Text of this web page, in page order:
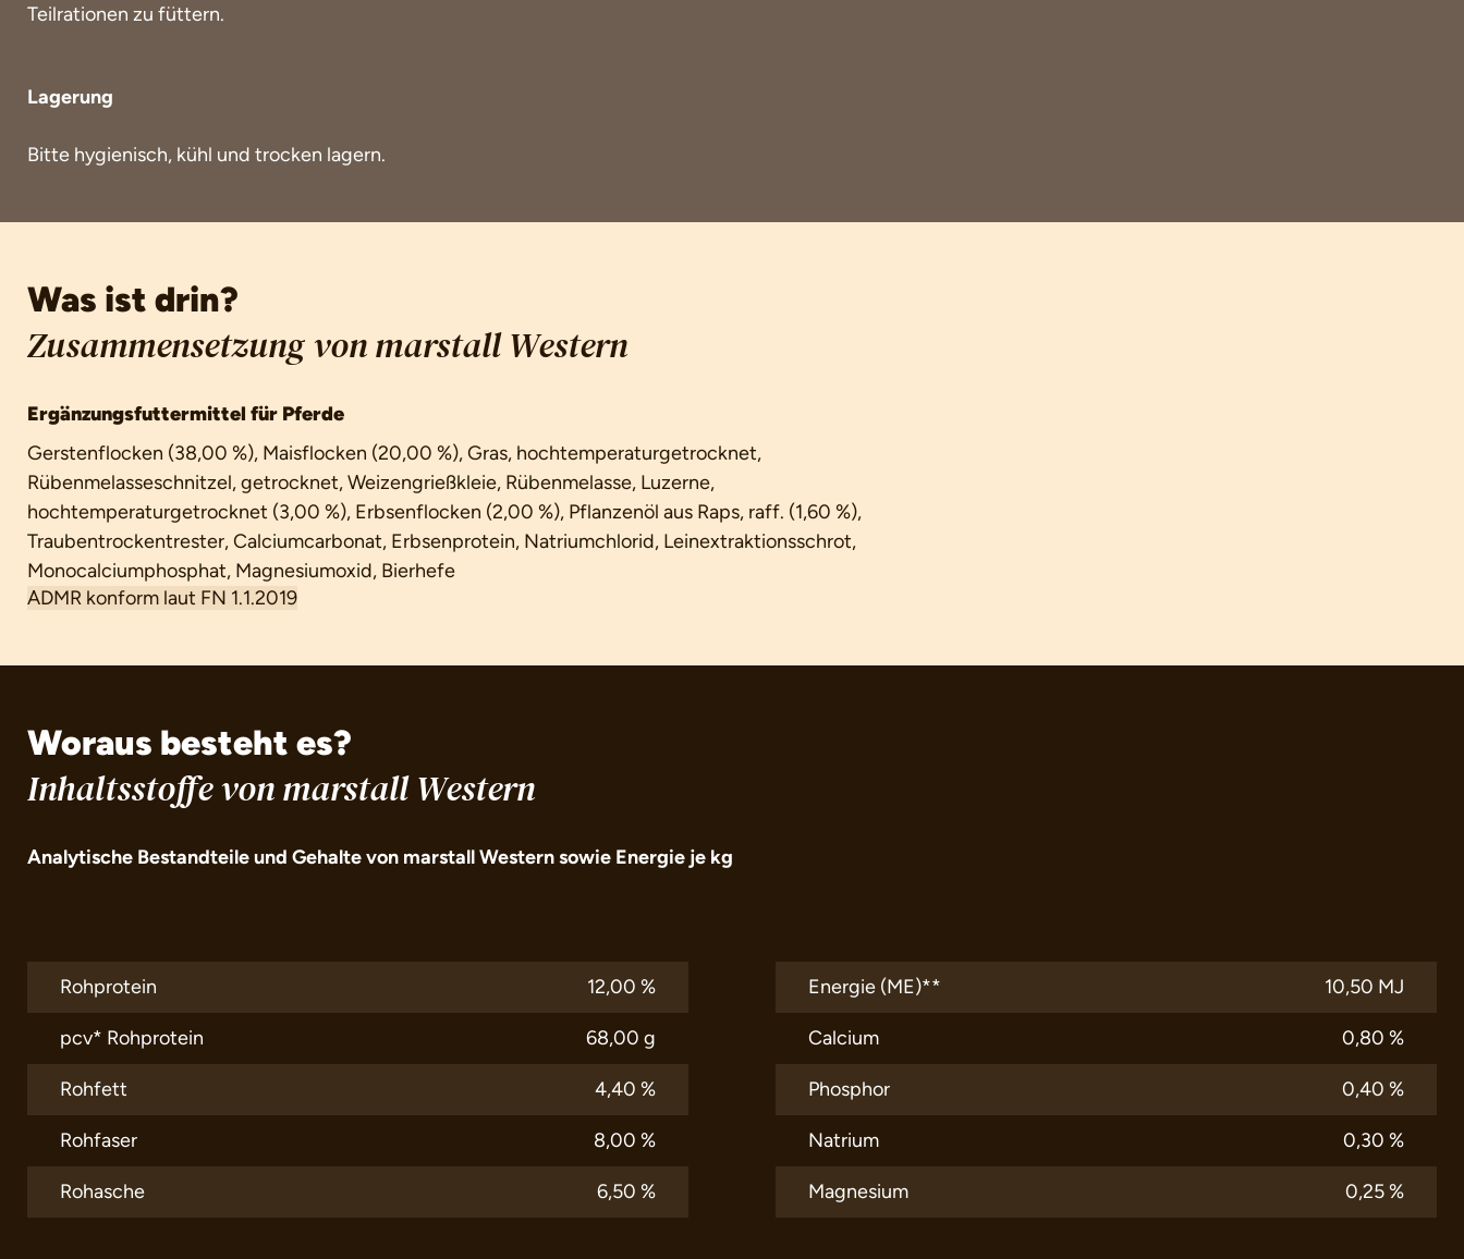
Teilrationen zu füttern.
Lagerung
Bitte hygienisch, kühl und trocken lagern.
Was ist drin?
Zusammensetzung von marstall Western
Ergänzungsfuttermittel für Pferde
Gerstenflocken (38,00 %), Maisflocken (20,00 %), Gras, hochtemperaturgetrocknet,
Rübenmelasseschnitzel, getrocknet, Weizengrießkleie, Rübenmelasse, Luzerne,
hochtemperaturgetrocknet (3,00 %), Erbsenflocken (2,00 %), Pflanzenöl aus Raps, raff. (1,60 %),
Traubentrockentrester, Calciumcarbonat, Erbsenprotein, Natriumchlorid, Leinextraktionsschrot,
Monocalciumphosphat, Magnesiumoxid, Bierhefe
ADMR konform laut FN 1.1.2019
Woraus besteht es?
Inhaltsstoffe von marstall Western
Analytische Bestandteile und Gehalte von marstall Western sowie Energie je kg
Rohprotein 12,00 %
pcv* Rohprotein 68,00 g
Rohfett 4,40 %
Rohfaser 8,00 %
Rohasche 6,50 %
Energie (ME)** 10,50 MJ
Calcium 0,80 %
Phosphor 0,40 %
Natrium 0,30 %
Magnesium 0,25 %